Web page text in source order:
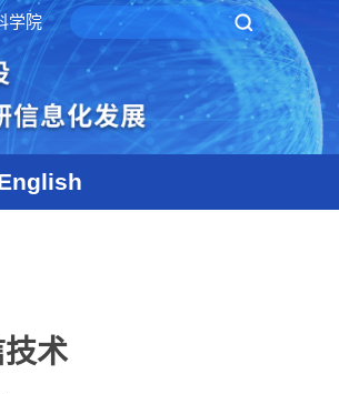
学院
术